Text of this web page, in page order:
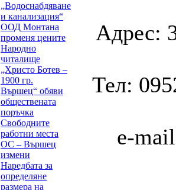
„Водоснабдяване
и канализация“
ООД Монтана
променя цените
Народно
читалище
„Христо Ботев –
1900 гр.
Вършец“ обяви
обществената
поръчка
Свободните
работни места
ОС – Вършец
измени
Наредбата за
определяне
размера на
Адрес:
Тел:
e-